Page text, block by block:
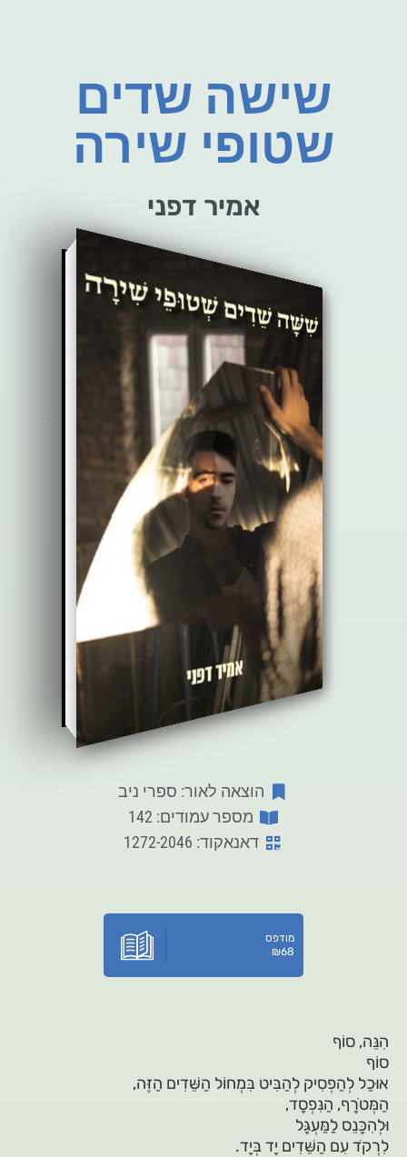
שישה שדים
שטופי שירה
אמיר דפני
הוצאה לאור: ספרי ניב
מספר עמודים: 142
דאנאקוד: 1272-2046
מודפס
₪68
הִנֵּה, סוֹף
סוֹף
אוּכַל לְהַפְסִיק לְהַבִּיט בִּמְחוֹל הַשֵּׁדִים הַזֶּה,
הַמְּטֹרָף, הַנִּפְסָד,
וּלְהִכָּנֵס לַמַּעְגָּל
לִרְקֹד עִם הַשֵּׁדִים יָד בְּיָד.